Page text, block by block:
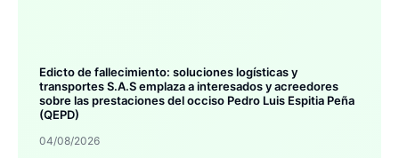
Edicto de fallecimiento: soluciones logísticas y
transportes S.A.S emplaza a interesados y acreedores
sobre las prestaciones del occiso Pedro Luis Espitia Peña
(QEPD)
04/08/2026